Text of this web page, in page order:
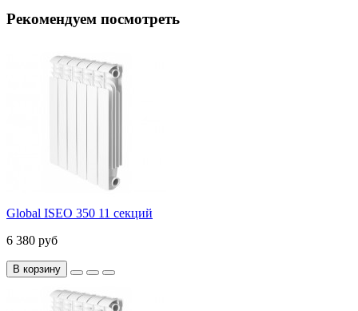
Рекомендуем посмотреть
Global ISEO 350 11 секций
6 380 руб
В корзину